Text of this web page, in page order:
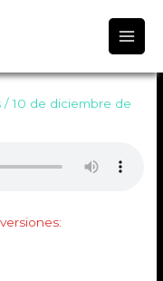
Emitido el
/10 de diciembre de